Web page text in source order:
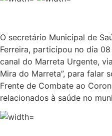
O secretário Municipal de
Ferreira, participou no dia
canal do Marreta Urgente,
Mira do Marreta”, para falar
Frente de Combate ao
relacionados à saúde no